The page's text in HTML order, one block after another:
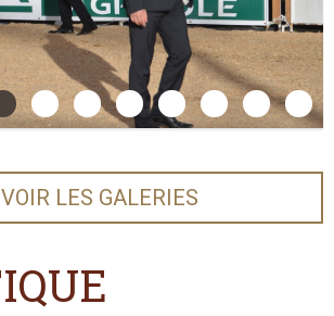
[...]
Génétique
DÉCEMBRE 2025 (2535) SONT
2025 (2535) sont mis-à-jour !
VOIR LES GALERIES